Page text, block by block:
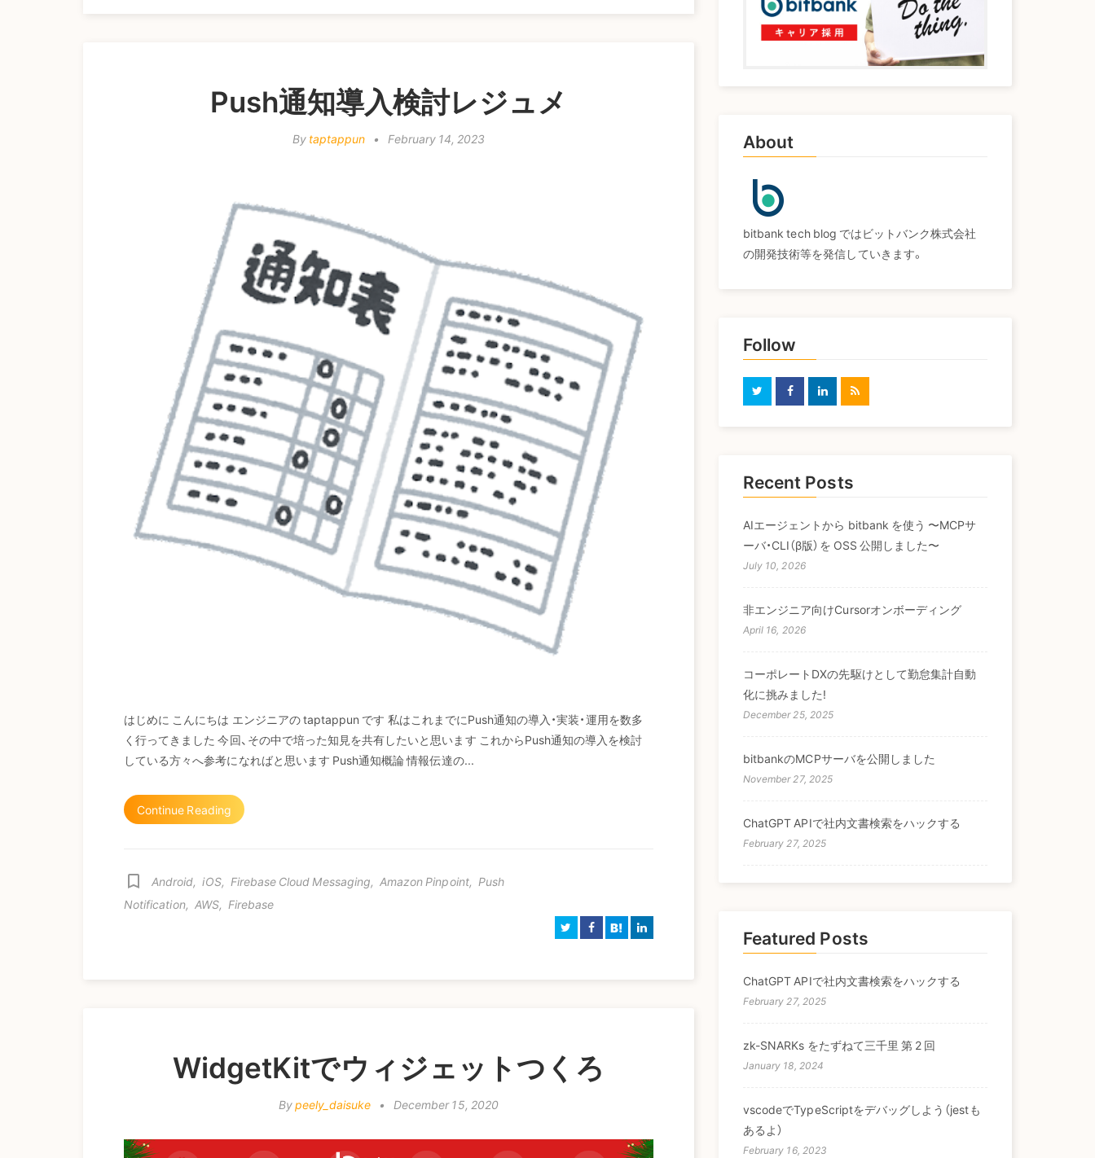
Push通知導入検討レジュメ
By taptappun • February 14, 2023
はじめに こんにちは エンジニアの taptappun です 私はこれまでにPush通知の導入・実装・運用を数多
く行ってきました 今回、その中で培った知見を共有したいと思います これからPush通知の導入を検討
している方々へ参考になればと思います Push通知概論 情報伝達の...
Continue Reading
bookmark_border Android, iOS, Firebase Cloud Messaging, Amazon Pinpoint, Push
Notification, AWS, Firebase
B!
WidgetKitでウィジェットつくろ
Bypeely_daisuke • December 15, 2020
About
bitbank tech blog ではビットバンク株式会社
の開発技術等を発信していきます。
Follow
Recent Posts
AIエージェントから bitbank を使う 〜MCPサ
ーバ・CLI（β版）を OSS 公開しました〜
July 10, 2026
非エンジニア向けCursorオンボーディング
April 16, 2026
コーポレートDXの先駆けとして勤怠集計自動
化に挑みました!
December 25, 2025
bitbankのMCPサーバを公開しました
November 27, 2025
ChatGPT APIで社内文書検索をハックする
February 27, 2025
Featured Posts
ChatGPT APIで社内文書検索をハックする
February 27, 2025
zk-SNARKs をたずねて三千里 第 2 回
January 18, 2024
vscodeでTypeScriptをデバッグしよう（jestも
あるよ）
February 16, 2023